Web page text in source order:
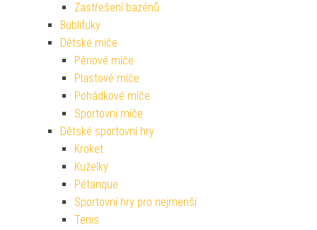
Zastřešení bazénů
Bublifuky
Dětské míče
Pěnové míče
Plastové míče
Pohádkové míče
Sportovní míče
Dětské sportovní hry
Kroket
Kuželky
Pétanque
Sportovní hry pro nejmenší
Tenis